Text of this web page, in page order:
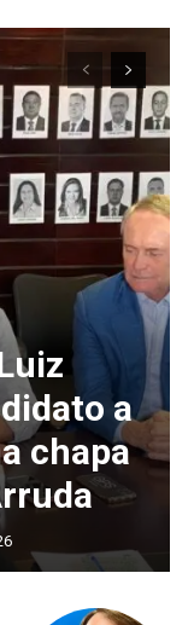
a
chapa